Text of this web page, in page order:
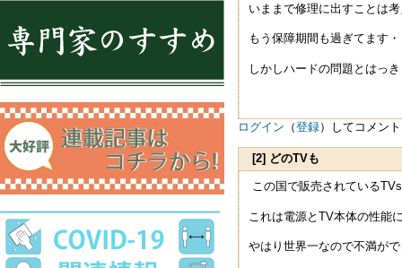
いままで修理に出すことは
もう保障期間も過ぎてます
しかしハードの問題とはっ
ログイン （登録）してコメン
[2] どのTVも
この国で販売されている
これは電源とTV本体の性能
やはり世界一なので不満が